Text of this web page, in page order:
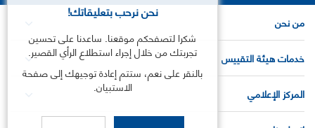
من نحن
خدمات هيئة التقييس
المركز الإعلامي
نحن نرحب بتعليقاتك!
شكرا لتصفحكم موقعنا. ساعدنا على تحسين
تجربتك من خلال إجراء استطلاع الرأي القصير.
بالنقر على نعم، ستتم إعادة توجيهك إلى صفحة
الاستبيان.